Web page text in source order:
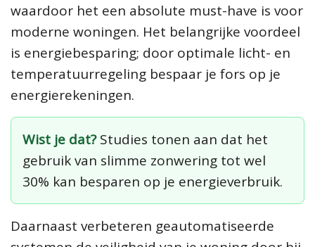
waardoor het een absolute must-have is voor
moderne woningen. Het belangrijke voordeel
is energiebesparing; door optimale licht- en
temperatuurregeling bespaar je fors op je
energierekeningen.
Wist je dat?Studies tonen aan dat het
gebruik van slimme zonwering tot wel
30% kan besparen op je energieverbruik.
Daarnaast verbeteren geautomatiseerde